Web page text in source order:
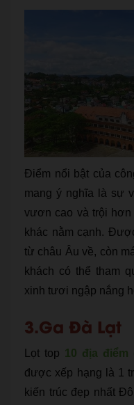
Điểm nổi bật của
mang ý nghĩa là sự
vươn cao và trội hơn
khác nằm cạnh.
từ châu Âu về, còn
khách có thể tham
xinh tươi ngập nắng
3.Ga Đà Lạt
Lọt top 10 địa
được xếp hạng là 1
kiến trúc đẹp nhất